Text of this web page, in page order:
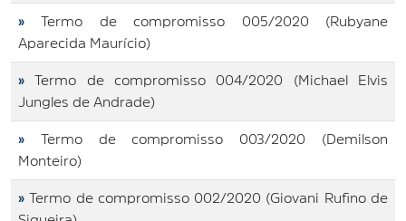
»Termo de compromisso 005/2020 (Rubyane
Aparecida Maurício)
»Termo de compromisso 004/2020 (Michael Elvis
Jungles de Andrade)
» Termo de compromisso 003/2020 (Demilson
Monteiro)
»Termo de compromisso 002/2020 (Giovani Rufino de